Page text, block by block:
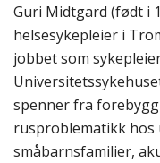
Guri Midtgard (født i
helsesykepleier i
jobbet som
spenner fra
rusproblematikk hos
småbarnsfamilier,